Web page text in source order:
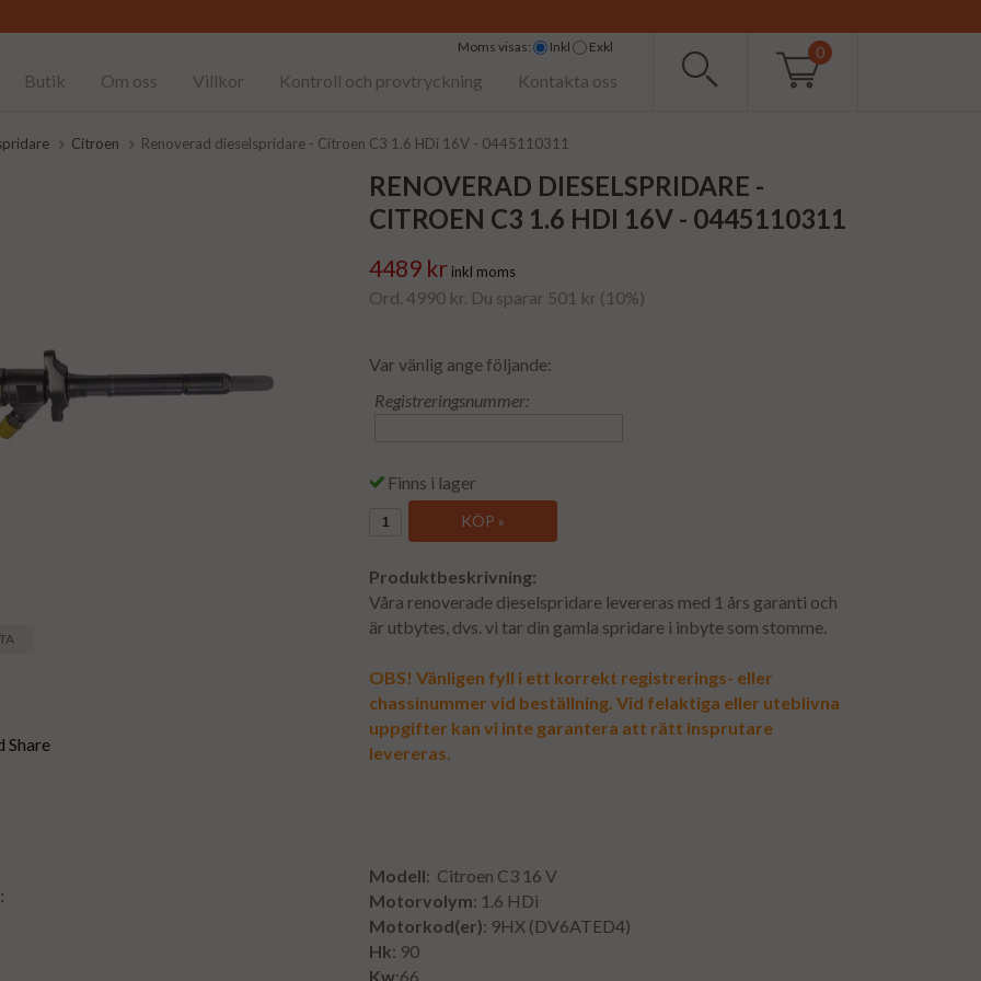
0
Moms visas: Inkl Exkl
Butik Om oss Villkor Kontroll och provtryckning Kontakta oss
Citroen Renoverad dieselspridare - Citroen C3 1.6 HDi 16V - 0445110311
RENOVERAD DIESELSPRIDARE -
CITROEN C3 1.6 HDI 16V - 0445110311
4489 kr inkl moms
Ord. 4990 kr. Du sparar 501 kr (10%)
Var vänlig ange följande:
Registreringsnummer:
Finns i lager
KÖP »
Produktbeskrivning:
Våra renoverade dieselspridare levereras med 1 års garanti och
är utbytes, dvs. vi tar din gamla spridare i inbyte som stomme.
OBS! Vänligen fyll i ett korrekt registrerings- eller
chassinummer vid beställning. Vid felaktiga eller uteblivna
uppgifter kan vi inte garantera att rätt insprutare
levereras.
Modell: Citroen C3 16 V
Motorvolym: 1.6 HDi
Motorkod(er): 9HX (DV6ATED4)
Hk: 90
Kw:66